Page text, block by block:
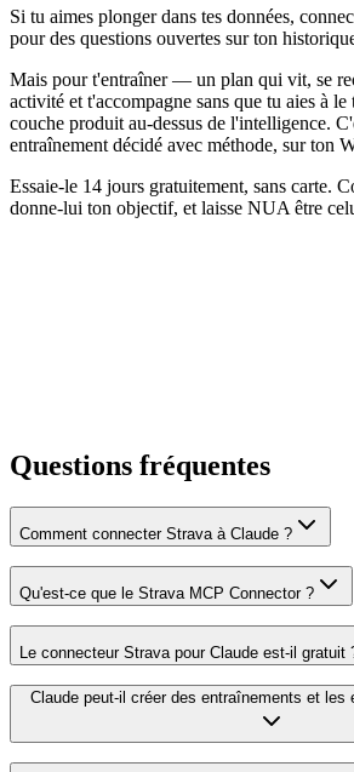
Si tu aimes plonger dans tes données,
pour des questions ouvertes sur ton
Mais pour t'entraîner — un plan qui vit, se
activité et t'accompagne sans que tu aies à
couche produit au-dessus de l'intelligence.
entraînement décidé avec méthode, sur ton
Essaie-le 14 jours gratuitement, sans carte.
donne-lui ton objectif, et laisse NUA être
Questions fréquentes
Comment connecter Strava à Claude ?
Qu'est-ce que le Strava MCP Connector ?
Le connecteur Strava pour Claude est-il gratuit
Claude peut-il créer des entraînements et les